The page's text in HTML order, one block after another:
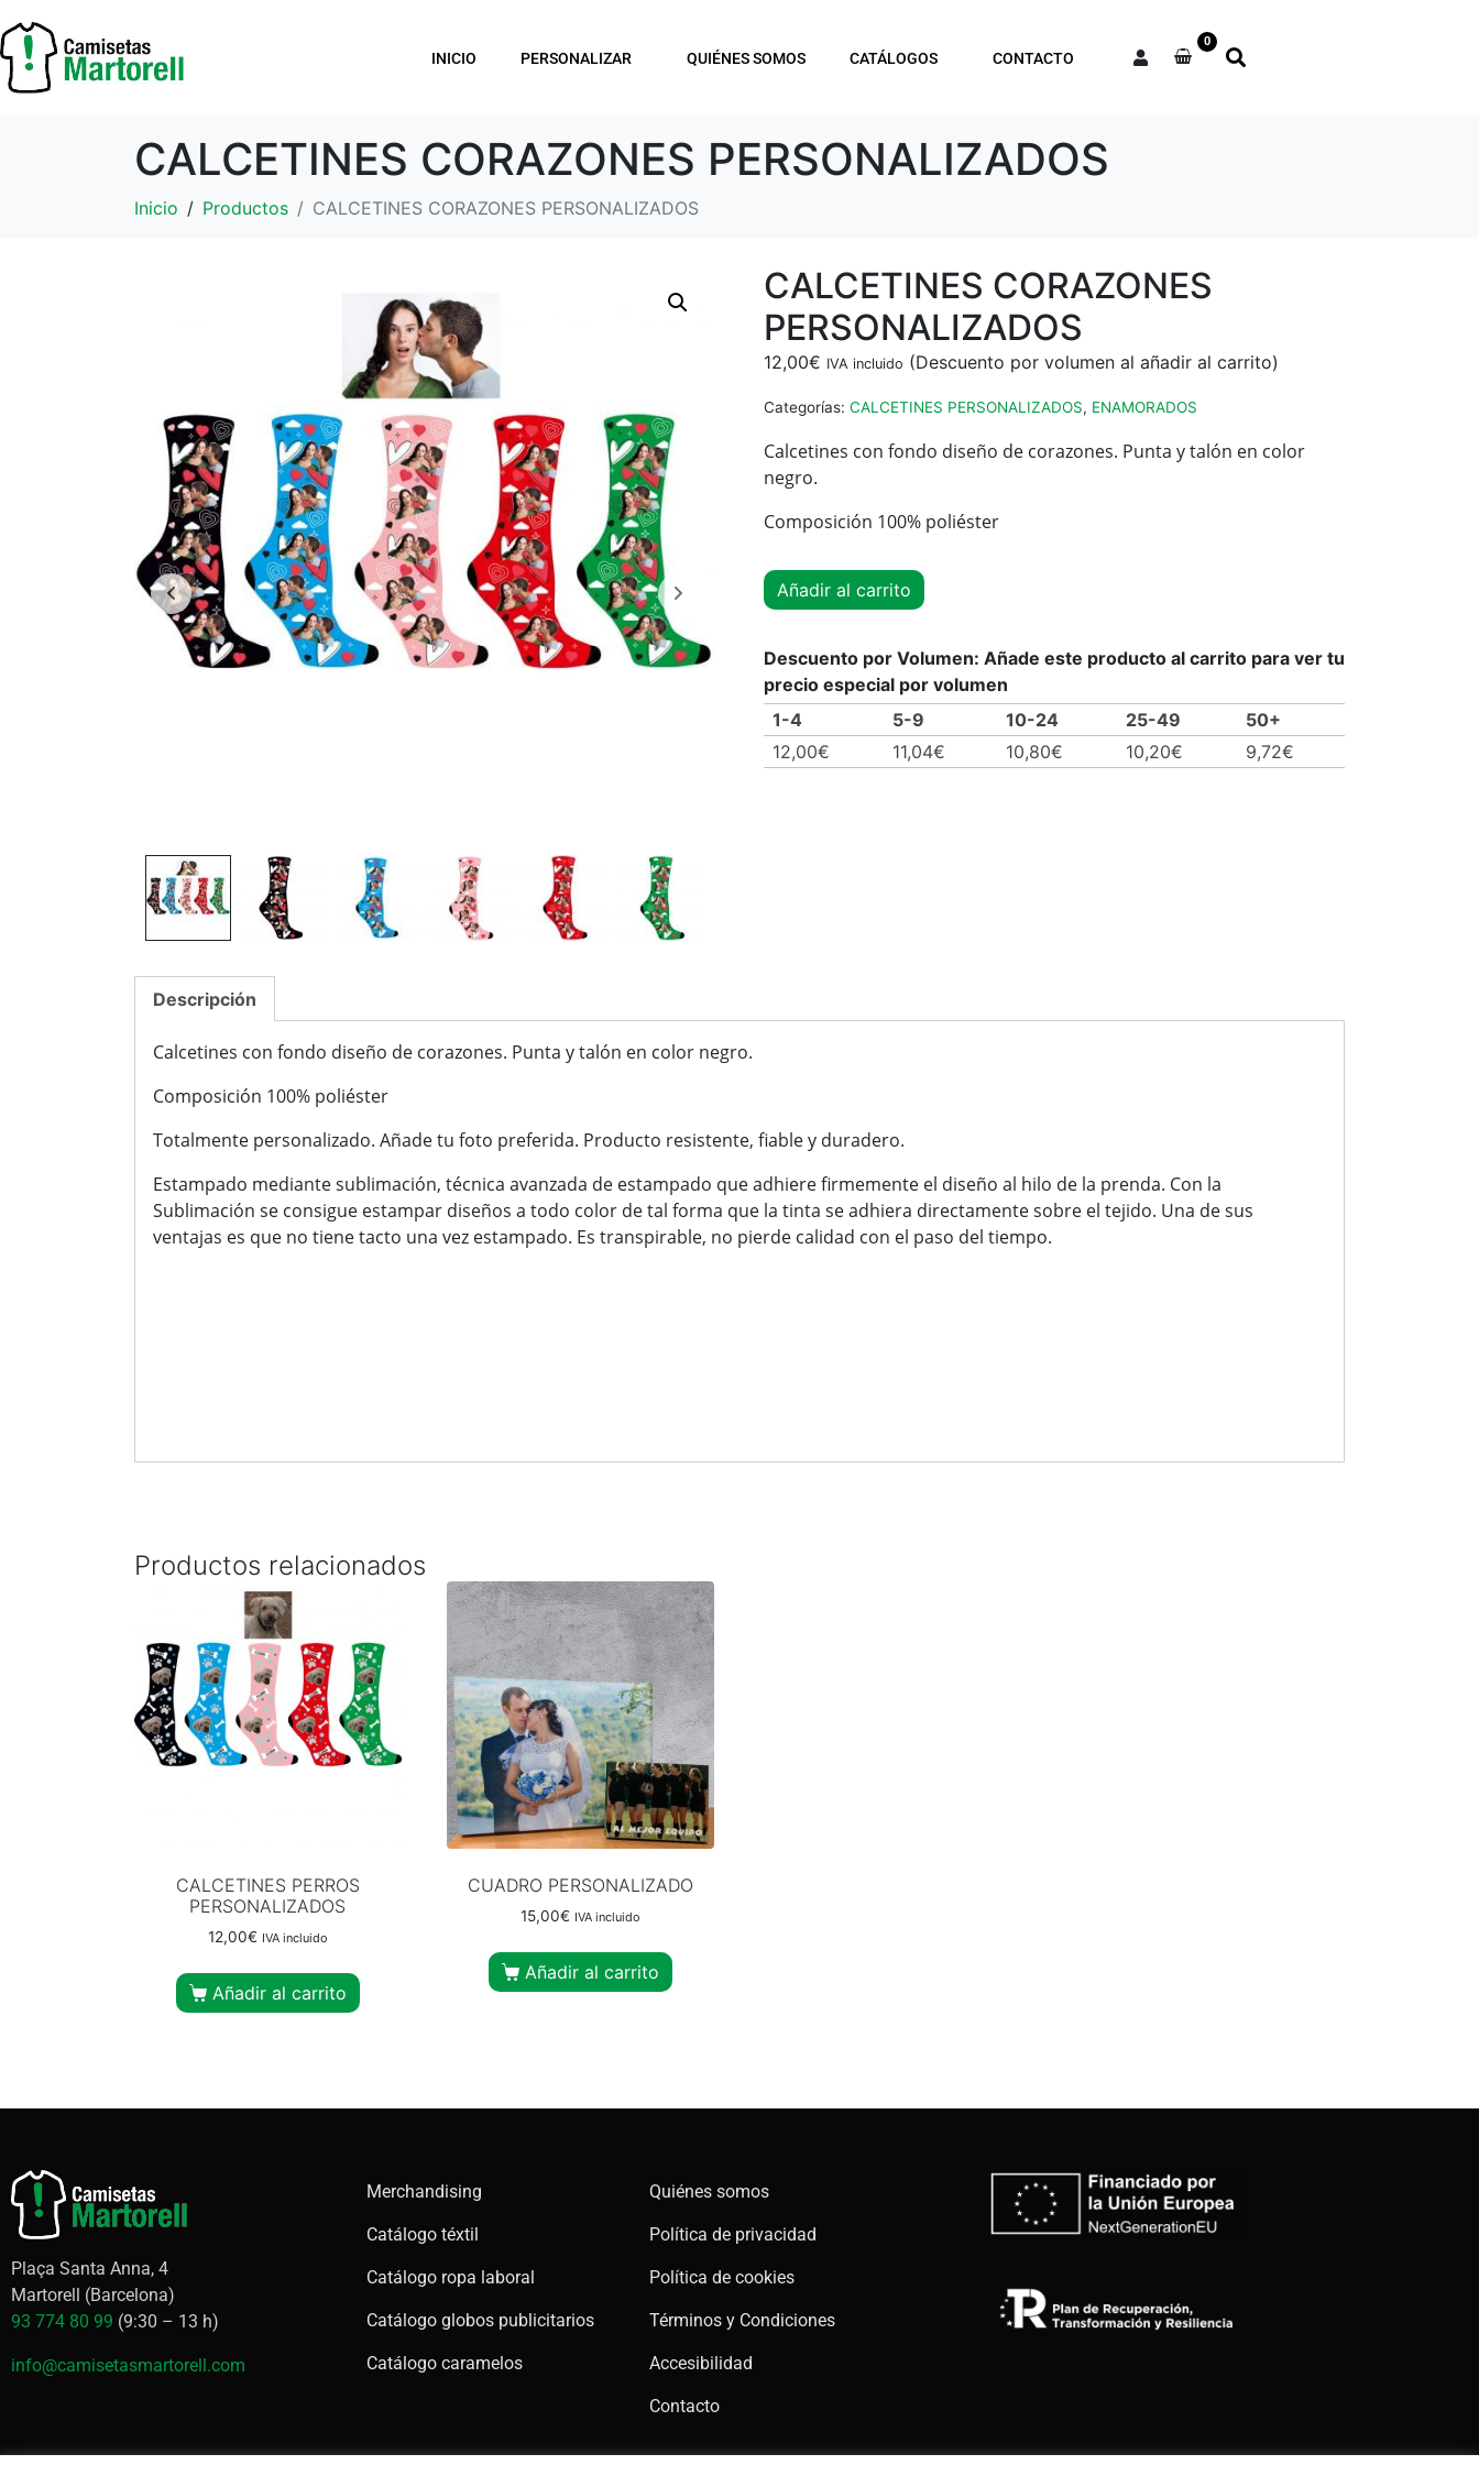
INICIO PERSONALIZAR QUIÉNES SOMOS CATÁLOGOS CONTACTO
0
CALCETINES CORAZONES PERSONALIZADOS
Inicio Productos CALCETINES CORAZONES PERSONALIZADOS
CALCETINES CORAZONES
PERSONALIZADOS
12,00€ IVA incluido
Categorías: CALCETINES PERSONALIZADOS, ENAMORADOS
Calcetines con fondo diseño de corazones. Punta y talón en color
negro.
Composición 100% poliéster
Añadir al carrito
Descuento por Volumen: Añade este producto al carrito para ver tu
precio especial por volumen
1-4
5-9 10-24 25-49
50+
12,00€ 11,04€ 10,80€ 10,20€ 9,72€
Descripción
Calcetines con fondo diseño de corazones. Punta y talón en color negro.
Composición 100% poliéster
Totalmente personalizado. Añade tu foto preferida. Producto resistente, fiable y duradero.
Estampado mediante sublimación, técnica avanzada de estampado que adhiere firmemente el diseño al hilo de la prenda. Con la
Sublimación se consigue estampar diseños a todo color de tal forma que la tinta se adhiera directamente sobre el tejido. Una de sus
ventajas es que no tiene tacto una vez estampado. Es transpirable, no pierde calidad con el paso del tiempo.
Productos relacionados
CALCETINES PERROS
PERSONALIZADOS
12,00€ IVA incluido
Añadir al carrito
CUADRO PERSONALIZADO
15,00€ IVA incluido
Añadir al carrito
Plaça Santa Anna, 4
Martorell (Barcelona)
93 774 80 99 (9:30 – 13 h)
info@camisetasmartorell.com
Merchandising
Catálogo téxtil
Catálogo ropa laboral
Catálogo globos publicitarios
Catálogo caramelos
Quiénes somos
Política de privacidad
Política de cookies
Términos y Condiciones
Accesibilidad
Contacto